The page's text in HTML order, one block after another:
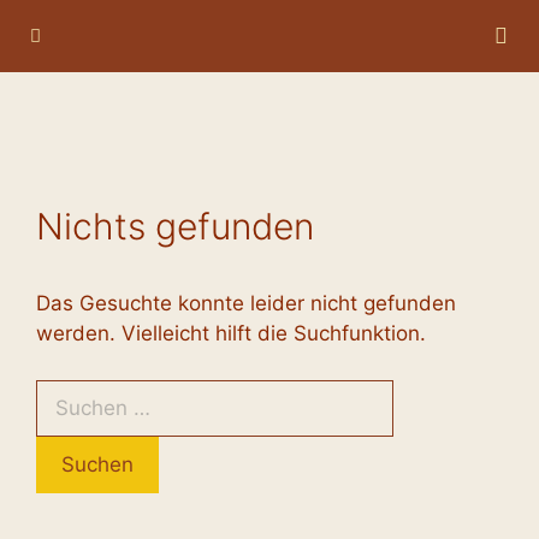
Inhalt
springen
Nichts gefunden
Das Gesuchte konnte leider nicht gefunden
werden. Vielleicht hilft die Suchfunktion.
nach: